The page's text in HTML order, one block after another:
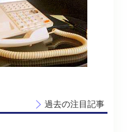
過去の注目記事